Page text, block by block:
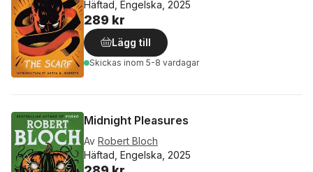
Häftad, Engelska, 2025
289 kr
Lägg till
Skickas inom 5-8 vardagar
Midnight Pleasures
Av Robert Bloch
Häftad, Engelska, 2025